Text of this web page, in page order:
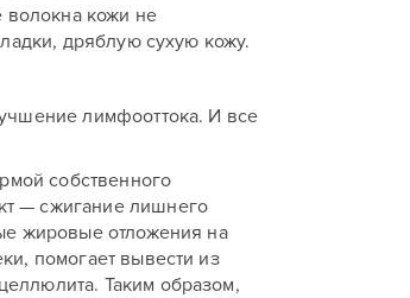
волокна кожи не
дряблую сухую кожу.
лимфооттока. И все
собственного
— сжигание лишнего
жировые отложения на
помогает вывести из
Таким образом,